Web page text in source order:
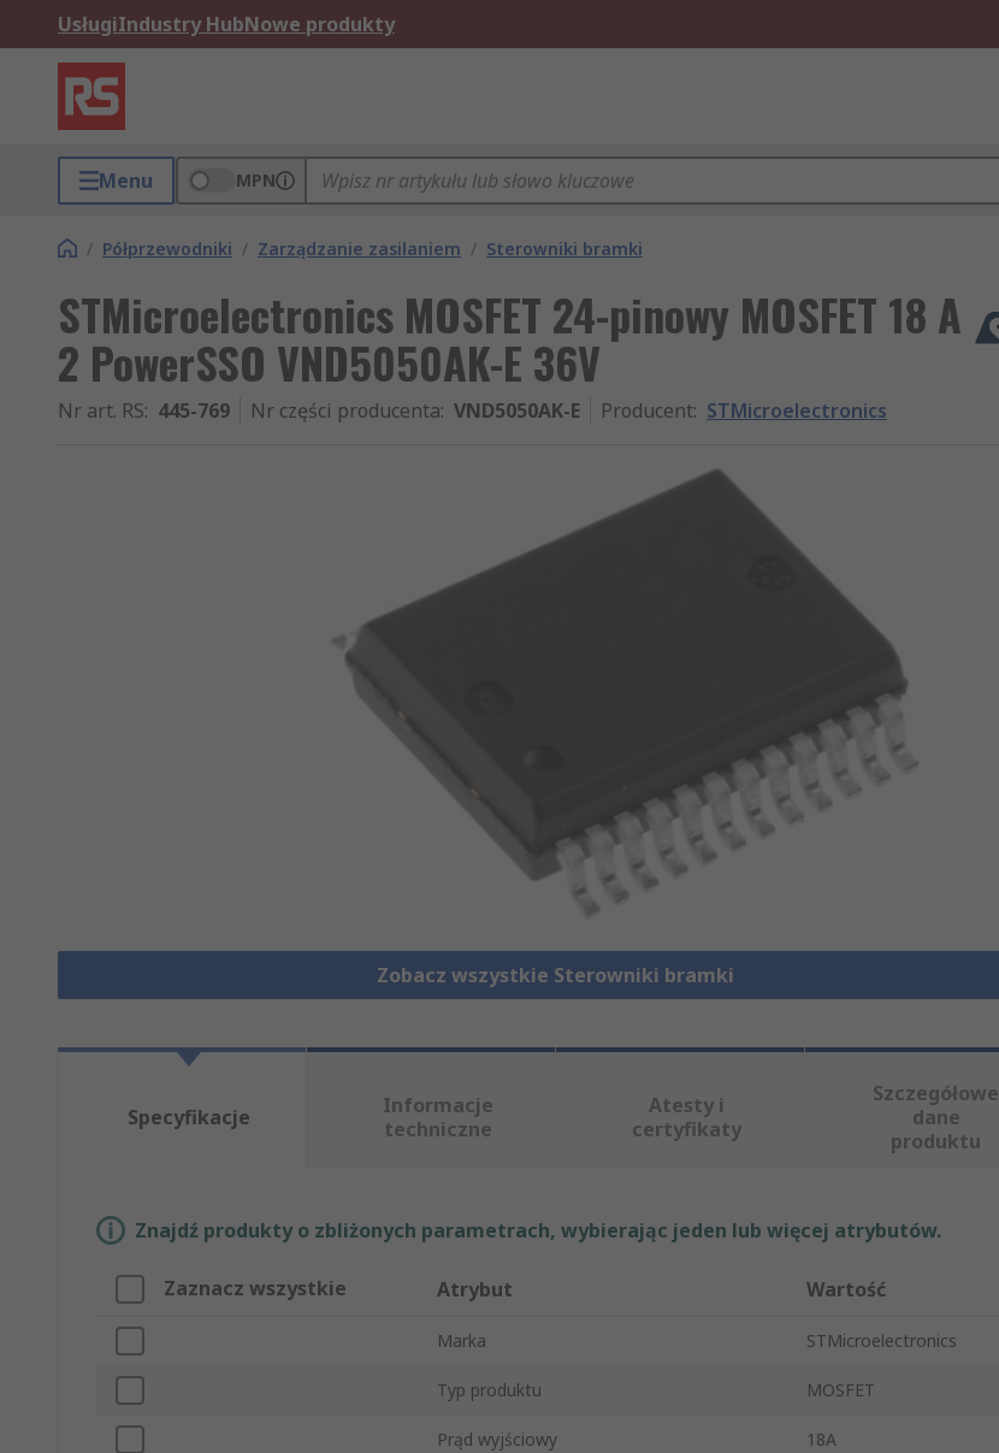
UsługiIndustry HubNowe produkty
Menu MPN
/ Półprzewodniki / Zarządzanie zasilaniem / Sterowniki bramki
STMicroelectronics MOSFET 24-pinowy MOSFET 18 A
2 PowerSSO VND5050AK-E 36V
Nr art. RS: 445-769 Nr części producenta: VND5050AK-E Producent: STMicroelectronics
Zobacz wszystkie Sterowniki bramki
Specyfikacje
Informacje
techniczne
Atesty i
certyfikaty
Szczegółowe
dane
produktu
Znajdź produkty o zbliżonych parametrach, wybierając jeden lub więcej atrybutów.
Zaznacz wszystkie Atrybut Wartość
Marka STMicroelectronics
Typ produktu MOSFET
Prąd wyjściowy 18A